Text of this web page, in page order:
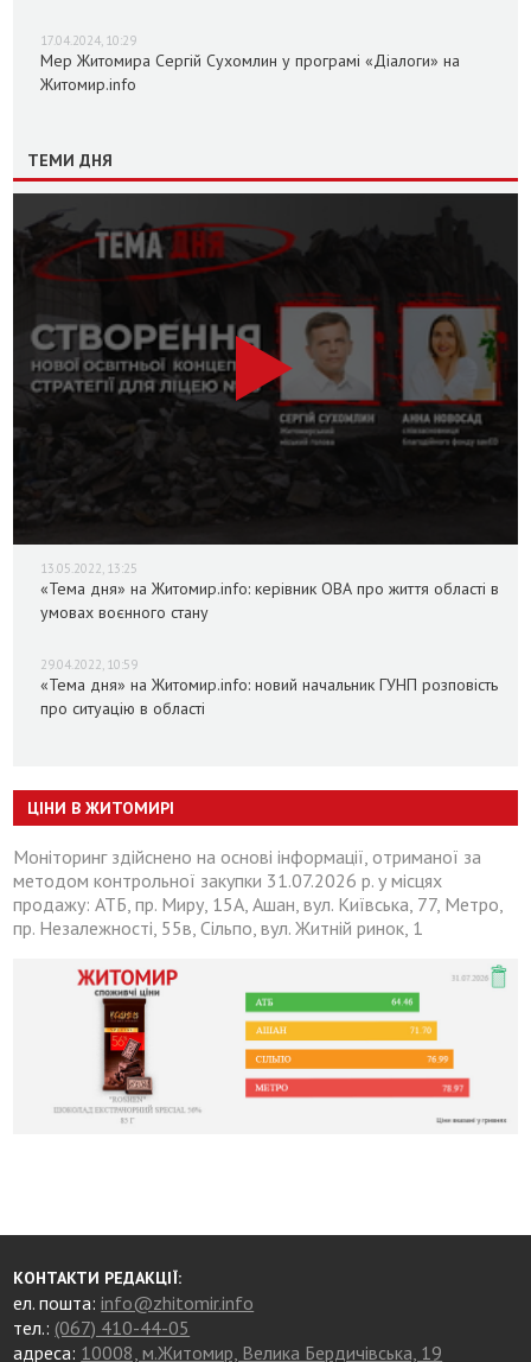
17.04.2024, 10:29
Мер Житомира Сергій Сухомлин у програмі «Діалоги» на
Житомир.info
ТЕМИ ДНЯ
13.05.2022, 13:25
«Тема дня» на Житомир.info: керівник ОВА про життя області в
умовах воєнного стану
29.04.2022, 10:59
«Тема дня» на Житомир.info: новий начальник ГУНП розповість
про ситуацію в області
ЦІНИ В ЖИТОМИРІ
Моніторинг здійснено на основі інформації, отриманої за
методом контрольної закупки 31.07.2026 р. у місцях
продажу: АТБ, пр. Миру, 15А, Ашан, вул. Київська, 77, Метро,
пр. Незалежності, 55в, Сільпо, вул. Житній ринок, 1
КОНТАКТИ РЕДАКЦІЇ:
ел. пошта:info@zhitomir.info
тел.: (067) 410-44-05
адреса: 10008, м.Житомир, Велика Бердичівська, 19